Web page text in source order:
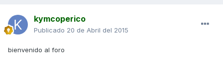
kymcoperico
Publicado 20 de Abril del 2015
bienvenido al foro